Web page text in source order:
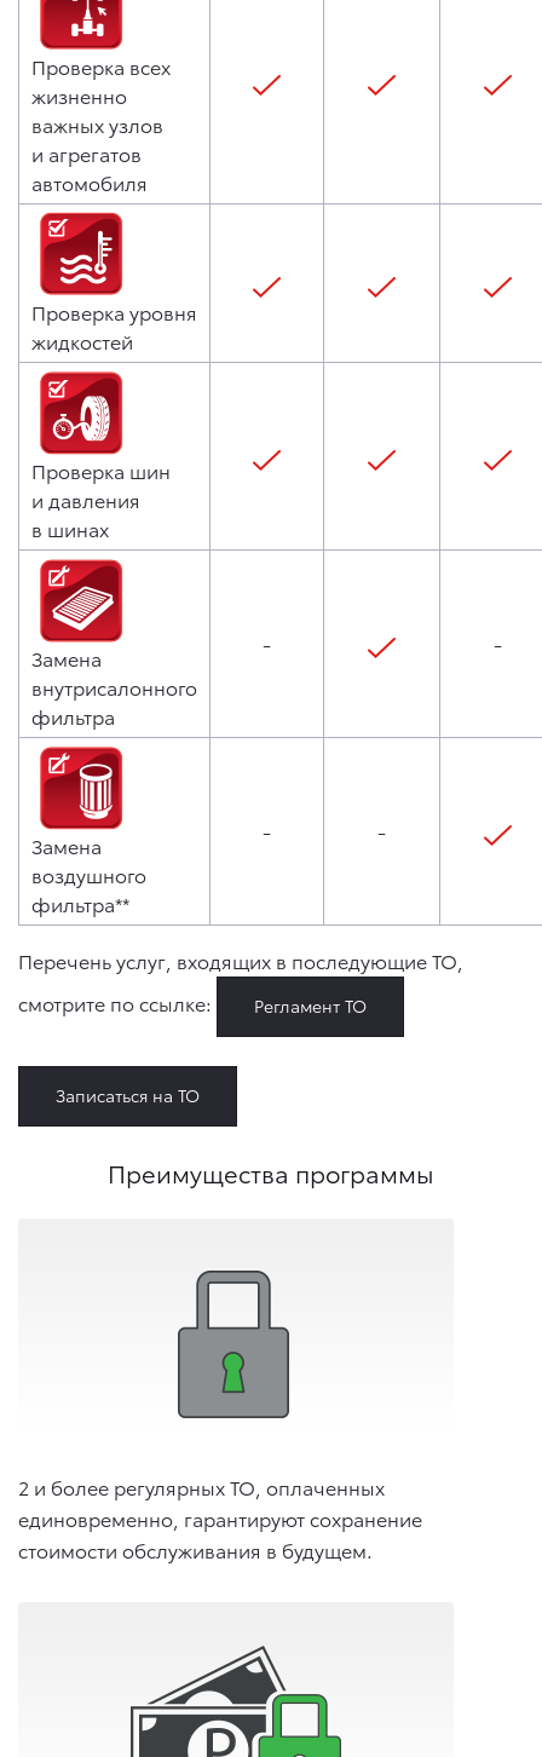
Проверка всех
жизненно
важных узлов
и агрегатов
автомобиля
Проверка уровня
жидкостей
Проверка шин
и давления
в шинах
Замена
внутрисалонного
фильтра
- -
Замена
воздушного
фильтра**
- -
Перечень услуг, входящих в последующие ТО,
смотрите по ссылке:
Регламент ТО
Записаться на ТО
Преимущества программы
2 и более регулярных ТО, оплаченных
единовременно, гарантируют сохранение
стоимости обслуживания в будущем.